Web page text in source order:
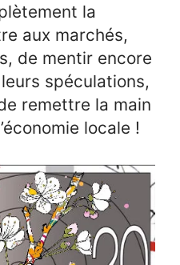
la
aux marchés,
de mentir encore
spéculations,
remettre la main
locale !